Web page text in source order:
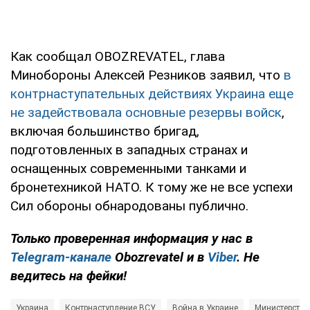
Как сообщал OBOZREVATEL, глава
Минобороны Алексей Резников заявил, что в
контрнаступательных действиях Украина еще
не задействовала основные резервы войск,
включая большинство бригад,
подготовленных в западных странах и
оснащенных современными танками и
бронетехникой НАТО. К тому же не все успехи
Сил обороны обнародованы публично.
Только проверенная информация у нас в
Telegram-канале Obozrevatel и в Viber. Не
ведитесь на фейки!
Украина Контрнаступление ВСУ Война в Украине